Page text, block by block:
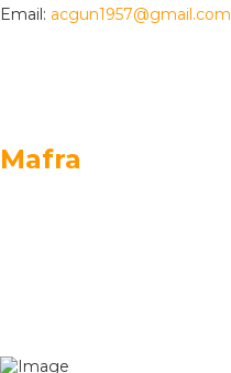
Email: acgun1957@gmail.com
Mafra